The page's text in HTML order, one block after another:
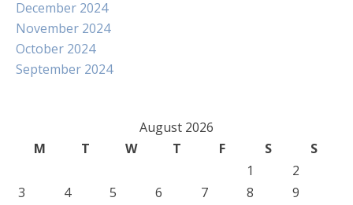
December 2024
November 2024
October 2024
September 2024
August 2026
M
T W T F S
S
1
2
3
4 5 6 7 8
9